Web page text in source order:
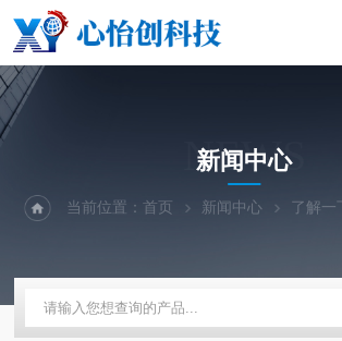
NEWS
新闻中心
当前位置：首页 新闻中心 了解一下桌